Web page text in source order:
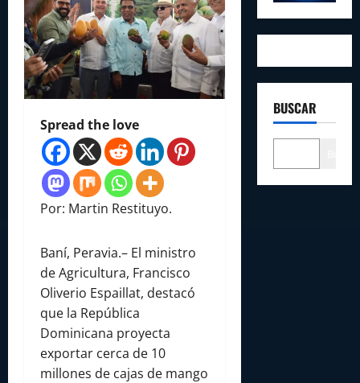
Spread the love
Por: Martin Restituyo.
Baní, Peravia.– El ministro
de Agricultura, Francisco
Oliverio Espaillat, destacó
que la República
Dominicana proyecta
exportar cerca de 10
millones de cajas de mango
BUSCAR